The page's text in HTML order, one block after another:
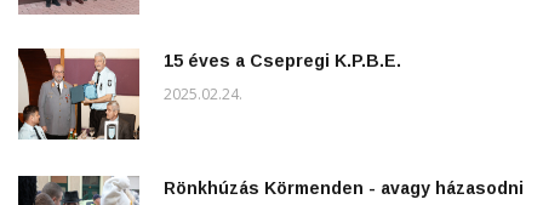
15 éves a Csepregi K.P.B.E.
2025.02.24.
Rönkhúzás Körmenden - avagy házasodni